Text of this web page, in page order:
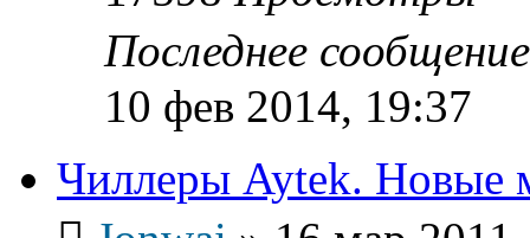
Последнее
10 фев 2014, 19:37
Чиллеры Aytek. Новые